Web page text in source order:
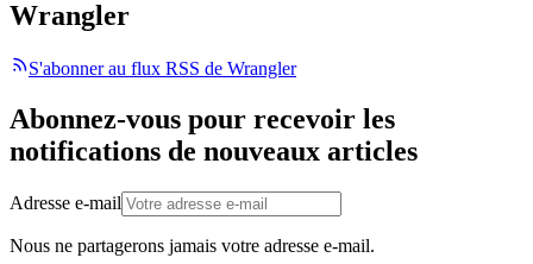
Wrangler
S'abonner au flux RSS de Wrangler
Abonnez-vous pour recevoir les
notifications de nouveaux articles
Adresse e-mail
Nous ne partagerons jamais votre adresse e-mail.